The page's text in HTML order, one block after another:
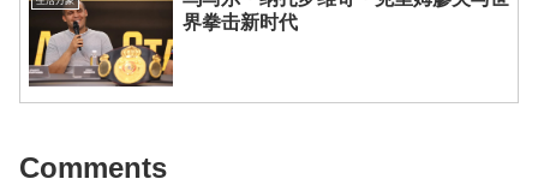
界拳击新时代
Comments